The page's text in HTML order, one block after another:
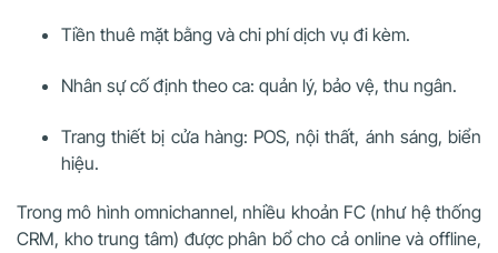
Tiền thuê mặt bằng và chi phí dịch vụ đi kèm.
Nhân sự cố định theo ca: quản lý, bảo vệ, thu ngân.
Trang thiết bị cửa hàng: POS, nội thất, ánh sáng, biển
hiệu.
Trong mô hình omnichannel, nhiều khoản FC (như hệ thống
CRM, kho trung tâm) được phân bổ cho cả online và offline,